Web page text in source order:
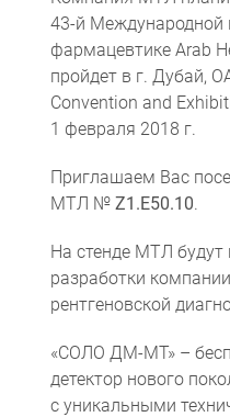
43-й Международной
фармацевтике Arab
пройдет в г. Дубай,
Convention and
1 февраля 2018 г.
Приглашаем Вас
МТЛ № Z1.E50.10.
На стенде МТЛ
разработки
рентгеновской
«СОЛО ДМ-МТ» –
детектор нового
с уникальными